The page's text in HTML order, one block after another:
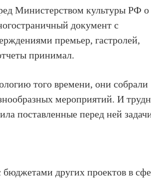
Министерством культуры РФ о
документ с
премьер, гастролей,
принимал.
того времени, они собрали
мероприятий. И
поставленные перед ней
других проектов в